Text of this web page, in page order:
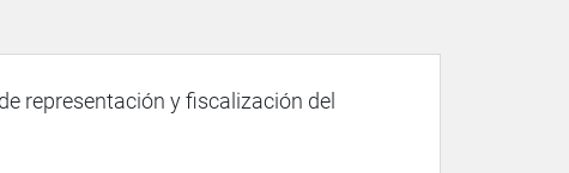
representación y fiscalización del